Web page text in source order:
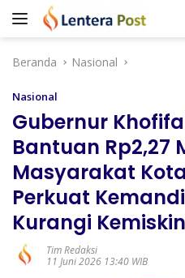
Langsung
Beranda
Nasional
Nasional
Gubernur
Bantuan Rp2,27
Masyarakat
Perkuat
Kurangi
Tim Redaksi
11 Juni 2026 13:40 WIB